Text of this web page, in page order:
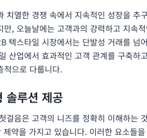
치열한 경쟁 속에서 지속적인 성장을 추
, 오늘날에는 고객과의 강력하고 지속
텍스타일 시장에서는 단발성 거래를 넘
산업에서 효과적인 고객 관계를 구축하
적으로 다룹니다.
솔루션 제공
걸음은 고객의 니즈를 정확히 이해하는
약을 가지고 있습니다. 이러한 요소들